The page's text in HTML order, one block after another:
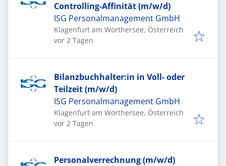
Controlling-Affinität (m/w/d)
ISG Personalmanagement GmbH
Klagenfurt am Wörthersee, Österreich
Veröffentlicht
vor 2 Tagen
Bilanzbuchhalter:in in Voll- oder
Teilzeit (m/w/d)
ISG Personalmanagement GmbH
Klagenfurt am Wörthersee, Österreich
Veröffentlicht
vor 2 Tagen
Personalverrechnung (m/w/d)